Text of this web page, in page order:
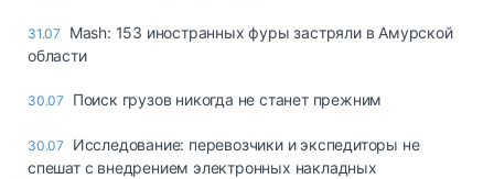
31.07
Mash: 153 иностранных фуры застряли в Амурской
области
30.07 Поиск грузов никогда не станет прежним
30.07
Исследование: перевозчики и экспедиторы не
спешат с внедрением электронных накладных